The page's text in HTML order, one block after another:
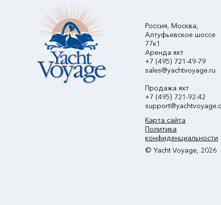
Россия, Москва,
Алтуфьевское шоссе
77к1
Аренда яхт
+7 (495) 721-49-79
sales@yachtvoyage.ru
Продажа яхт
+7 (495) 721-92-42
Карта сайта
Политика
конфиденциальности
© Yacht Voyage, 2026